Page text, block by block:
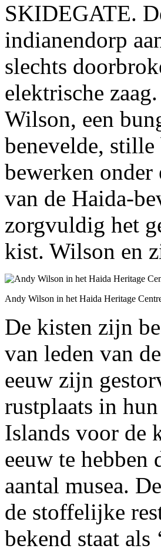
SKIDEGATE.
indianendorp
slechts
elektrische
Wilson, een
benevelde,
bewerken
van de Haida-
zorgvuldig het
kist. Wilson en
Andy Wilson in het Haida Heritage
De kisten zijn
van leden van
eeuw zijn
rustplaats in
Islands voor de
eeuw te hebben
aantal musea.
de stoffelijke
bekend staat als